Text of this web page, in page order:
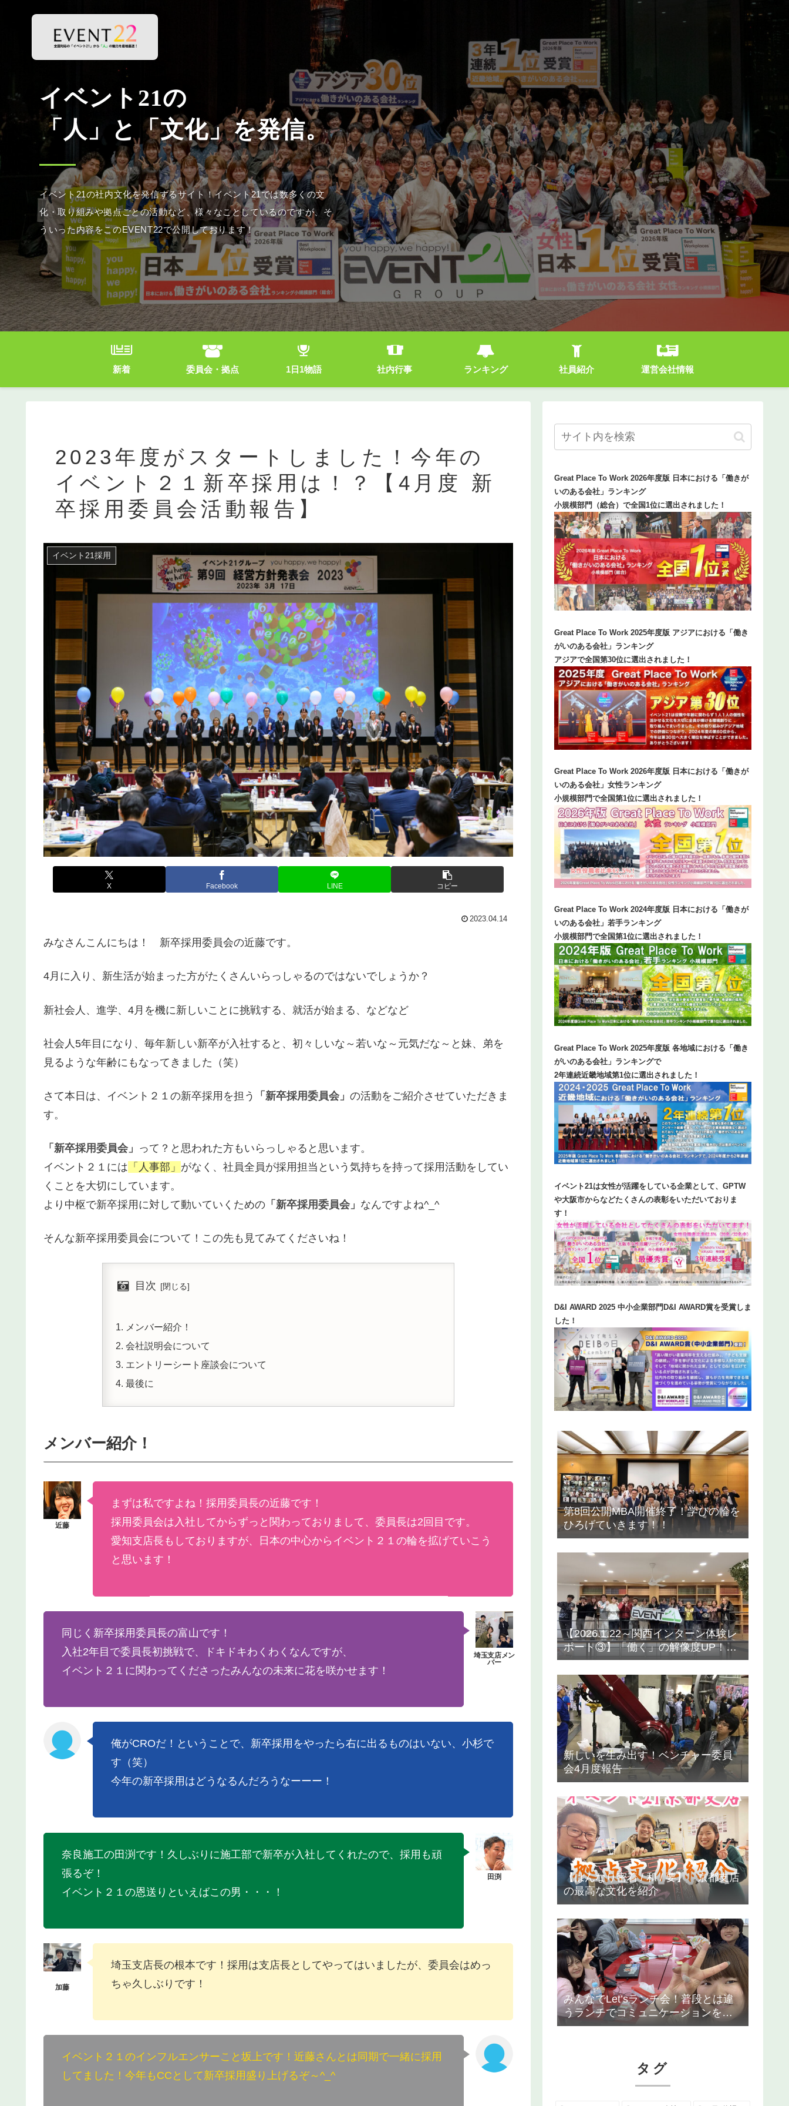
イベント21の社内文化を発信するサイト！イベント21では数多くの文
化・取り組みや拠点ごとの活動など、様々なことしているのですが、そ
ういった内容をこのEVENT22で公開しております！
新着 委員会・拠点 1日1物語 社内行事 ランキング 社員紹介 運営会社情報
2023年度がスタートしました！今年の
イベント２１新卒採用は！？【4月度 新
卒採用委員会活動報告】
イベント21採用
X Facebook LINE コピー
2023.04.14
みなさんこんにちは！ 新卒採用委員会の近藤です。
4月に入り、新生活が始まった方がたくさんいらっしゃるのではないでしょうか？
新社会人、進学、4月を機に新しいことに挑戦する、就活が始まる、などなど
社会人5年目になり、毎年新しい新卒が入社すると、初々しいな～若いな～元気だな～と妹、弟を
見るような年齢にもなってきました（笑）
さて本日は、イベント２１の新卒採用を担う 「新卒採用委員会」 の活動をご紹介させていただきま
す。
「新卒採用委員会」 って？と思われた方もいらっしゃると思います。
イベント２１には 「人事部」 がなく、社員全員が採用担当という気持ちを持って採用活動をしてい
くことを大切にしています。
より中枢で新卒採用に対して動いていくための 「新卒採用委員会」 なんですよね^_^
そんな新卒採用委員会について！この先も見てみてくださいね！
目次
メンバー紹介！
会社説明会について
エントリーシート座談会について
最後に
メンバー紹介！
まずは私ですよね！採用委員長の近藤です！
採用委員会は入社してからずっと関わっておりまして、委員長は2回目です。
愛知支店長もしておりますが、日本の中心からイベント２１の輪を拡げていこう
と思います！
同じく新卒採用委員長の富山です！
入社2年目で委員長初挑戦で、ドキドキわくわくなんですが、
イベント２１に関わってくださったみんなの未来に花を咲かせます！
俺がCROだ！ということで、新卒採用をやったら右に出るものはいない、小杉で
す（笑）
今年の新卒採用はどうなるんだろうなーーー！
奈良施工の田渕です！久しぶりに施工部で新卒が入社してくれたので、採用も頑
張るぞ！
イベント２１の恩送りといえばこの男・・・！
埼玉支店長の根本です！採用は支店長としてやってはいましたが、委員会はめっ
ちゃ久しぶりです！
イベント２１のインフルエンサーこと坂上です！近藤さんとは同期で一緒に採用
してました！今年もCCとして新卒採用盛り上げるぞ～^_^
Great Place To Work 2026年度版 日本における「働きが
いのある会社」ランキング
小規模部門（総合）で全国1位に選出されました！
Great Place To Work 2025年度版 アジアにおける「働き
がいのある会社」ランキング
アジアで全国第30位に選出されました！
Great Place To Work 2026年度版 日本における「働きが
いのある会社」女性ランキング
小規模部門で全国第1位に選出されました！
Great Place To Work 2024年度版 日本における「働きが
いのある会社」若手ランキング
小規模部門で全国第1位に選出されました！
Great Place To Work 2025年度版 各地域における「働き
がいのある会社」ランキングで
2年連続近畿地域第1位に選出されました！
イベント21は女性が活躍をしている企業として、GPTW
や大阪市からなどたくさんの表彰をいただいておりま
す！
D&I AWARD 2025 中小企業部門D&I AWARD賞を受賞しま
した！
第8回公開MBA開催終了！学びの輪を
ひろげていきます！！
【2026.1.22～関西インターン体験レ
ポート③】「働く」の解像度UP！ア
ウトプットが生んだ成長
新しいを生み出す！ベンチャー委員
会4月度報告
【はんなり密着 / 和 / 要】 京都支店
の最高な文化を紹介
みんなでLet’sランチ会！普段とは違
うランチでコミュニケーションを深
めました！【東京支店】
タグ